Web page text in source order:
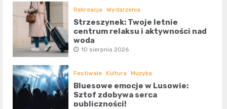
Rekreacja Wydarzenia
Strzeszynek: Twoje letnie
centrum relaksu i aktywności nad
wodą
10 sierpnia 2026
Festiwale Kultura Muzyka
Bluesowe emocje w Lusowie:
Sztof zdobywa serca
publiczności!